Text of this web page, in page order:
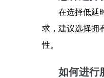
在选择低延
求，建议选择拥
性。
如何进行